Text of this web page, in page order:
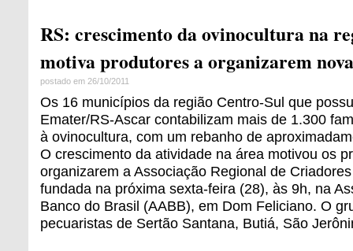
RS: crescimento da ovinocultura na
motiva produtores a organizarem
postado em 26/10/2011
Os 16 municípios da região Centro-Sul que
Emater/RS-Ascar contabilizam mais de 1.300
à ovinocultura, com um rebanho de
O crescimento da atividade na área motivou os
organizarem a Associação Regional de
fundada na próxima sexta-feira (28), às 9h, na
Banco do Brasil (AABB), em Dom Feliciano. O
pecuaristas de Sertão Santana, Butiá, São